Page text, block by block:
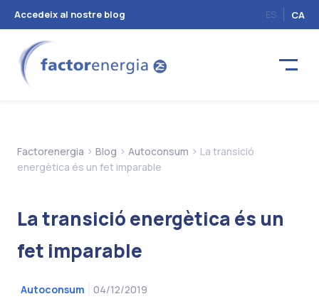
Accedeix al nostre blog ES CA
Factorenergia > Blog > Autoconsum > La transició
energètica és un fet imparable
La transició energètica és un
fet imparable
Autoconsum 04/12/2019